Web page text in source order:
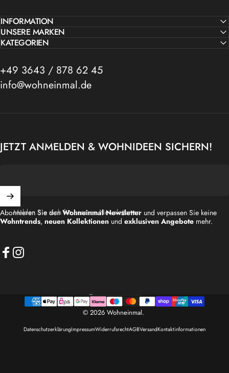
INFORMATION
UNSERE MARKEN
KATEGORIEN
+49 3643 / 878 62 45
info@wohneinmal.de
JETZT ANMELDEN & WOHNIDEEN SICHERN!
Melden Sie sich für unseren Newsletter an
Abonnieren Sie denWohneinmal Newsletter und verpassen Sie keine
Wohntrends, neuen Kollektionen und exklusiven Angebote mehr.
© 2026 Wohneinmal.
DatenschutzerklärungImpressumWiderrufsrechtAGBVersandKontaktinformationen
Land/Region